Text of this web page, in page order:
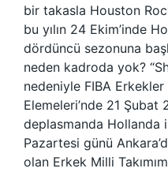
bir takasla Houston
bu yılın 24 Ekim’inde
dördüncü sezonuna
neden kadroda yok?
nedeniyle FIBA
Elemeleri’nde 21 Şubat
deplasmanda Hollanda
Pazartesi günü
olan Erkek Milli